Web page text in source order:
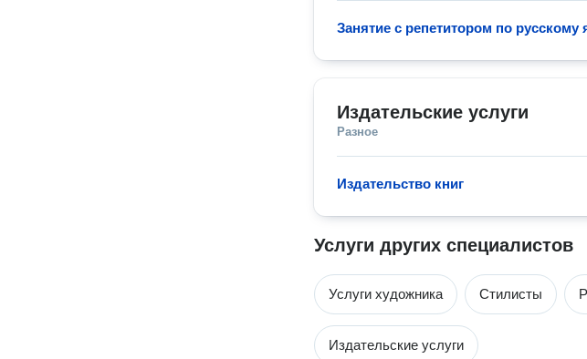
Занятие с репетитором по русскому
Издательские услуги
Разное
Издательство книг
Услуги других специалистов
Услуги художника Стилисты
Издательские услуги